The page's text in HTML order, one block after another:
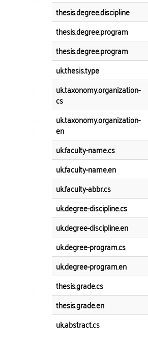
thesis.degree.discipline
thesis.degree.program
thesis.degree.program
uk.thesis.type
uk.taxonomy.organization-
cs
uk.taxonomy.organization-
en
uk.faculty-name.cs
uk.faculty-name.en
uk.faculty-abbr.cs
uk.degree-discipline.cs
uk.degree-discipline.en
uk.degree-program.cs
uk.degree-program.en
thesis.grade.cs
thesis.grade.en
uk.abstract.cs